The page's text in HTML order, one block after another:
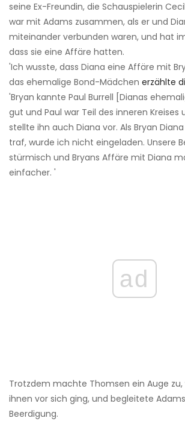
seine Ex-Freundin, die Schauspielerin
war mit Adams zusammen, als er und
miteinander verbunden waren, und hat
dass sie eine Affäre hatten.
'Ich wusste, dass Diana eine Affäre mit
das ehemalige Bond-Mädchen erzählte
'Bryan kannte Paul Burrell [Dianas
gut und Paul war Teil des inneren Kreises
stellte ihn auch Diana vor. Als Bryan
traf, wurde ich nicht eingeladen. Unsere
stürmisch und Bryans Affäre mit Diana
einfacher. '
ad
Trotzdem machte Thomsen ein Auge zu,
ihnen vor sich ging, und begleitete
Beerdigung.